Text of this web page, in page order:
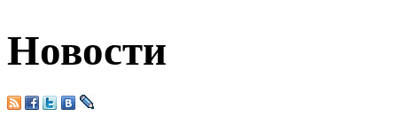
Новости